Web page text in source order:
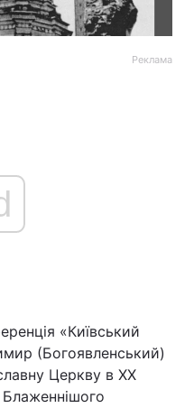
Реклама
«Київський
(Богоявленський)
Церкву в ХХ
Блаженнішого